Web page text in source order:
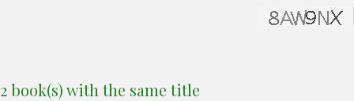
2 book(s) with the same title